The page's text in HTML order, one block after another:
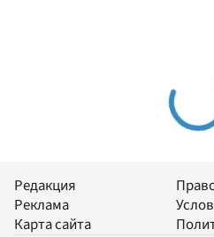
Редакция
Реклама
Карта сайта